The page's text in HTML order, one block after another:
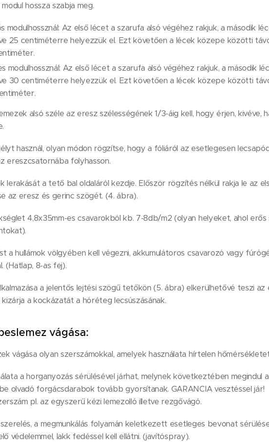
hossza szabja meg.
modulhossznál: Az első lécet a szarufa alsó végéhez rakjuk, a második
25 centiméterre helyezzük el. Ezt követően a lécek közepe közötti
modulhossznál: Az első lécet a szarufa alsó végéhez rakjuk, a második
30 centiméterre helyezzük el. Ezt követően a lécek közepe közötti
alsó széle az eresz szélességének 1/3-áig kell, hogy érjen, kivéve,
használ, olyan módon rögzítse, hogy a fóliáról az esetlegesen
ereszcsatornába folyhasson.
lerakását a tető bal oldaláról kezdje. Először rögzítés nélkül rakja le az
az eresz és gerinc szögét. (4. ábra).
4,8x35mm-es csavarokból kb. 7-8db/m2 (olyan helyeket, ahol erős
a hullámok völgyében kell végezni, akkumulátoros csavarozó vagy
(Hatlap, 8-as fej).
a jelentős lejtési szögű tetőkön (5. ábra) elkerülhetővé teszi az
a kockázatát a hóréteg lecsúszásának.
vágása:
vágása olyan szerszámokkal, amelyek használata hírtelen
a horganyozás sérülésével járhat, melynek következtében megindul
olvadó forgácsdarabok tovább gyorsítanak. GARANCIA vesztéssel jár!
pl. az egyszerű kézi lemezolló illetve rezgővágó.
szerelés, a megmunkálás folyamán keletkezett esetleges bevonat
védelemmel, lakk fedéssel kell ellátni. (javítóspray).